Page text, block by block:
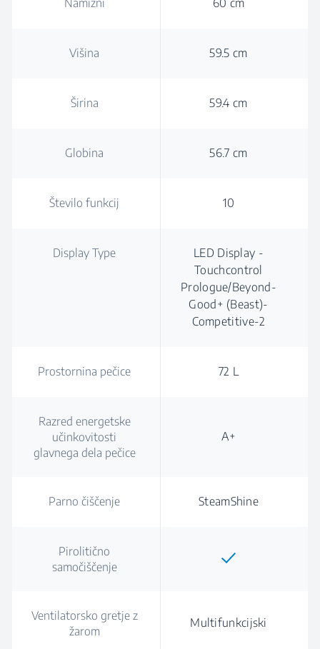
Višina 59.5 cm
Širina 59.4 cm
Globina 56.7 cm
Število funkcij 10
Display Type
LED Display -
Touchcontrol
Prologue/Beyond-
Good+ (Beast)-
Competitive-2
Prostornina pečice 72 L
Razred energetske
učinkovitosti
glavnega dela pečice
A+
Parno čiščenje SteamShine
Pirolitično
samočiščenje
Ventilatorsko gretje z
žarom
Multifunkcijski